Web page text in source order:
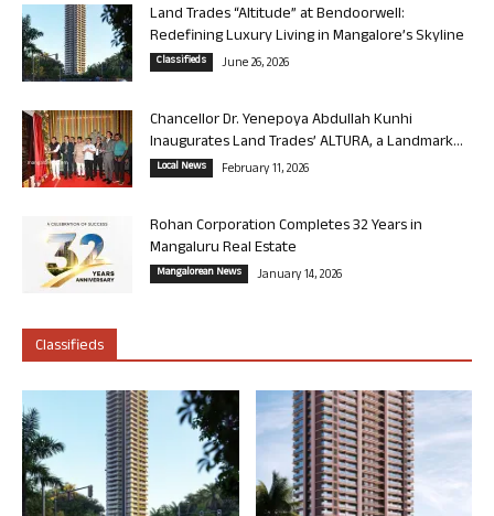
Land Trades “Altitude” at Bendoorwell:
Redefining Luxury Living in Mangalore’s Skyline
Classifieds June 26, 2026
Chancellor Dr. Yenepoya Abdullah Kunhi
Inaugurates Land Trades’ ALTURA, a Landmark...
Local News February 11, 2026
Rohan Corporation Completes 32 Years in
Mangaluru Real Estate
Mangalorean News January 14, 2026
Classifieds